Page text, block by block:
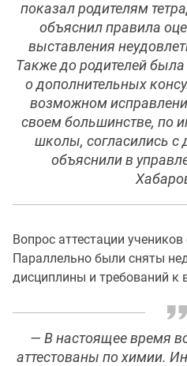
показал родителям
объяснил правила
выставления
Также до родителей
о дополнительных
возможном
своем большинстве, по
школы, согласились с
объяснили в
Вопрос аттестации
Параллельно были сняты
дисциплины и требований к
— В настоящее время
аттестованы по химии.